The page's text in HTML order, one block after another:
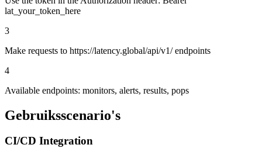
lat_your_token_here
3
Make requests to https://latency.global/api/v1/ endpoints
4
Available endpoints: monitors, alerts, results, pops
Gebruiksscenario's
CI/CD Integration